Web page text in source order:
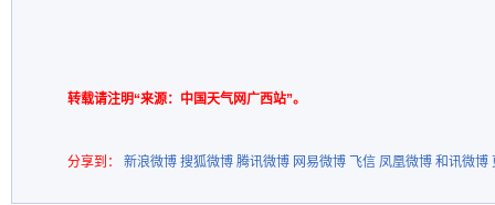
转载请注明“来源：中国天气网广西站”。
分享到： 新浪微博 搜狐微博 腾讯微博 网易微博 飞信 凤凰微博 和讯微博